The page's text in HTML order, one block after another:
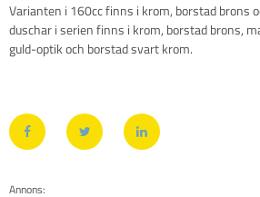
Varianten i 160cc finns i krom, borstad brons
duschar i serien finns i krom, borstad brons,
guld-optik och borstad svart krom.
Annons: